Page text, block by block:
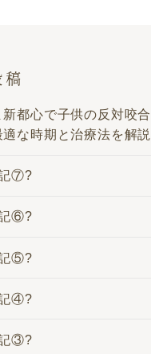
新都心で子供の反対咬
適な時期と治療法を解説
⑦?
⑥?
⑤?
④?
③?